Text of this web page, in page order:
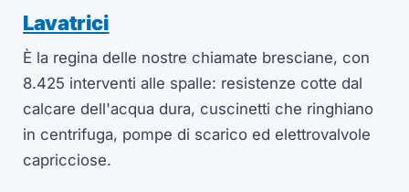
Lavatrici
È la regina delle nostre chiamate bresciane, con
8.425 interventi alle spalle: resistenze cotte dal
calcare dell'acqua dura, cuscinetti che ringhiano
in centrifuga, pompe di scarico ed elettrovalvole
capricciose.